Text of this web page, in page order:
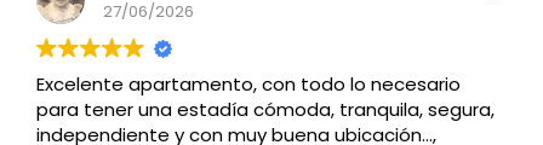
27/06/2026
Excelente apartamento, con todo lo necesario
para tener una estadía cómoda, tranquila, segura,
independiente y con muy buena ubicación…,